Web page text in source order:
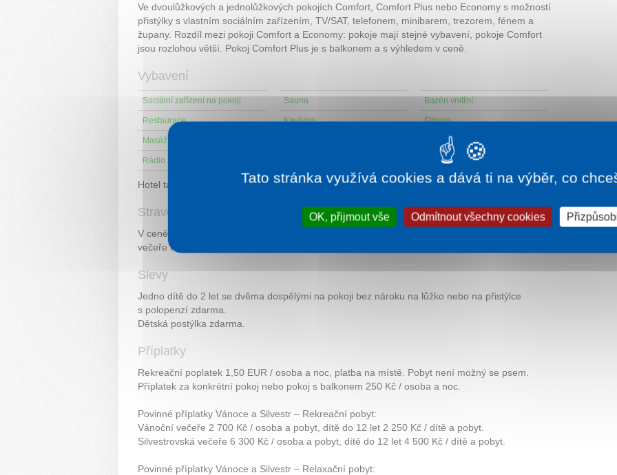
Ve dvoulůžkových a jednolůžkových pokojích Comfort, Comfort Plus nebo Economy s možností
přistýlky s vlastním sociálním zařízením, TV/SAT, telefonem, minibarem, trezorem, fénem a
župany. Rozdíl mezi pokoji Comfort a Economy: pokoje mají stejné vybavení, pokoje Comfort
jsou rozlohou větší. Pokoj Comfort Plus je s balkonem a s výhledem v ceně.
Vybavení
Sociální zařízení na pokoji Sauna Bazén vnitřní
Restaurace Kavárna Fitness
Masáž TV na pokoji
Rádio
Hotel také nabízí služby proskupiny a konference.
Stravování
V ceně pobytu snídaně nebo polopenze dle druhu pobytu. Snídaně formou švédských stolů,
večeře formou bufetu nebo výběrem ze 4 menu.
Slevy
Jedno dítě do 2 let se dvěma dospělými na pokoji bez nároku na lůžko nebo na přistýlce
s polopenzí zdarma.
Dětská postýlka zdarma.
Příplatky
Rekreační poplatek 1,50 EUR / osoba a noc, platba na místě. Pobyt není možný se psem.
Příplatek za konkrétní pokoj nebo pokoj s balkonem 250 Kč / osoba a noc.
Povinné příplatky Vánoce a Silvestr – Rekreační pobyt:
Vánoční večeře 2 700 Kč / osoba a pobyt, dítě do 12 let 2 250 Kč / dítě a pobyt.
Silvestrovská večeře 6 300 Kč / osoba a pobyt, dítě do 12 let 4 500 Kč / dítě a pobyt.
Povinné příplatky Vánoce a Silvestr – Relaxační pobyt:
Tato stránka využívá cookies a dává ti na výběr, co
OK, přijmout vše Odmítnout všechny cookies